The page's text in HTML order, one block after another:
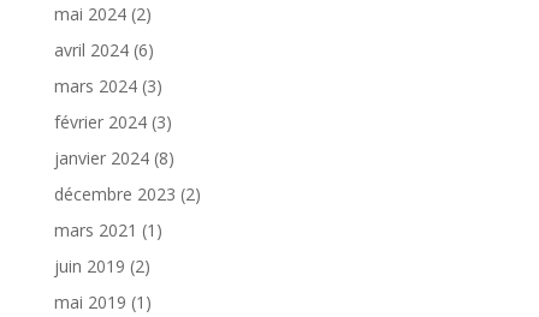
mai 2024(2)
avril 2024(6)
mars 2024(3)
février 2024(3)
janvier 2024(8)
décembre 2023 (2)
mars 2021 (1)
juin 2019 (2)
mai 2019 (1)